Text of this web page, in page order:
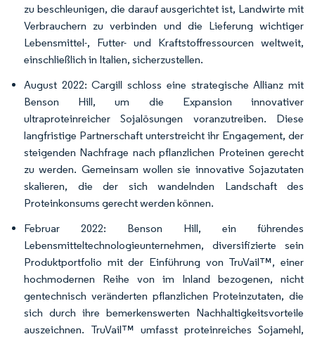
zu beschleunigen, die darauf ausgerichtet ist, Landwirte mit
Verbrauchern zu verbinden und die Lieferung wichtiger
Lebensmittel-, Futter- und Kraftstoffressourcen weltweit,
einschließlich in Italien, sicherzustellen.
August 2022: Cargill schloss eine strategische Allianz mit
Benson Hill, um die Expansion innovativer
ultraproteinreicher Sojalösungen voranzutreiben. Diese
langfristige Partnerschaft unterstreicht ihr Engagement, der
steigenden Nachfrage nach pflanzlichen Proteinen gerecht
zu werden. Gemeinsam wollen sie innovative Sojazutaten
skalieren, die der sich wandelnden Landschaft des
Proteinkonsums gerecht werden können.
Februar 2022: Benson Hill, ein führendes
Lebensmitteltechnologieunternehmen, diversifizierte sein
Produktportfolio mit der Einführung von TruVail™, einer
hochmodernen Reihe von im Inland bezogenen, nicht
gentechnisch veränderten pflanzlichen Proteinzutaten, die
sich durch ihre bemerkenswerten Nachhaltigkeitsvorteile
auszeichnen. TruVail™ umfasst proteinreiches Sojamehl,